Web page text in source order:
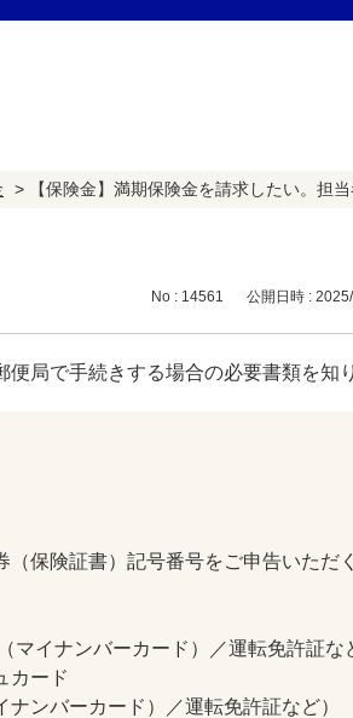
> 【保険金】満期保険金を請求したい。担
No : 14561 公開日時 :
局で手続きする場合の必要書類を知
保険証書）記号番号をご申告いただ
マイナンバーカード）／運転免許証な
カード
ンバーカード）／運転免許証など）